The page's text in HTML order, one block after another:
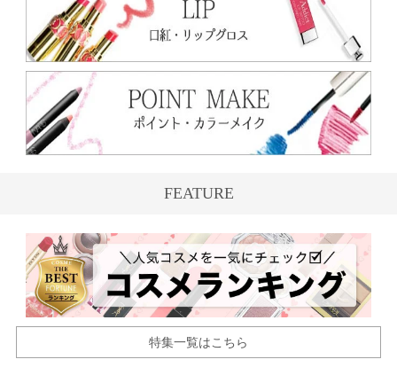
FEATURE
特集一覧はこちら